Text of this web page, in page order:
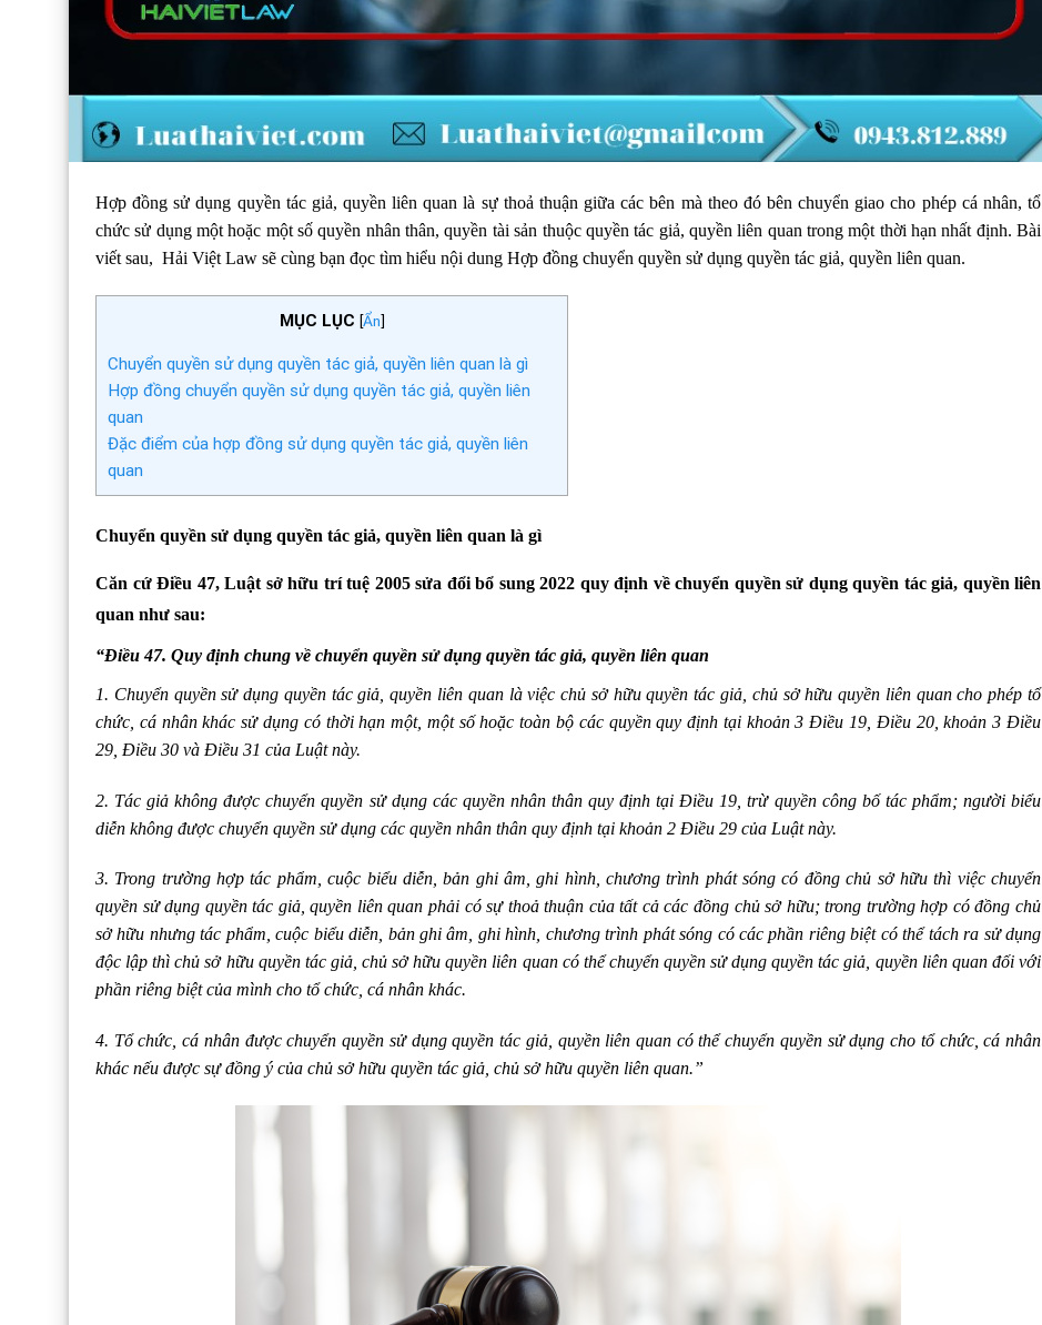
Hợp đồng sử dụng quyền tác giả, quyền liên quan là sự thoả thuận giữa các bên mà theo đó bên chuyển giao cho phép cá nhân, tổ
chức sử dụng một hoặc một số quyền nhân thân, quyền tài sản thuộc quyền tác giả, quyền liên quan trong một thời hạn nhất định. Bài
viết sau, Hải Việt Law sẽ cùng bạn đọc tìm hiểu nội dung Hợp đồng chuyển quyền sử dụng quyền tác giả, quyền liên quan.
MỤC LỤC [Ẩn]
Chuyển quyền sử dụng quyền tác giả, quyền liên quan là gì
Hợp đồng chuyển quyền sử dụng quyền tác giả, quyền liên
quan
Đặc điểm của hợp đồng sử dụng quyền tác giả, quyền liên
quan
Chuyển quyền sử dụng quyền tác giả, quyền liên quan là gì
Căn cứ Điều 47, Luật sở hữu trí tuệ 2005 sửa đổi bổ sung 2022 quy định về chuyển quyền sử dụng quyền tác giả, quyền liên
quan như sau:
“Điều 47. Quy định chung về chuyển quyền sử dụng quyền tác giả, quyền liên quan
1. Chuyển quyền sử dụng quyền tác giả, quyền liên quan là việc chủ sở hữu quyền tác giả, chủ sở hữu quyền liên quan cho phép tổ
chức, cá nhân khác sử dụng có thời hạn một, một số hoặc toàn bộ các quyền quy định tại khoản 3 Điều 19, Điều 20, khoản 3 Điều
29, Điều 30 và Điều 31 của Luật này.
2. Tác giả không được chuyển quyền sử dụng các quyền nhân thân quy định tại Điều 19, trừ quyền công bố tác phẩm; người biểu
diễn không được chuyển quyền sử dụng các quyền nhân thân quy định tại khoản 2 Điều 29 của Luật này.
3. Trong trường hợp tác phẩm, cuộc biểu diễn, bản ghi âm, ghi hình, chương trình phát sóng có đồng chủ sở hữu thì việc chuyển
quyền sử dụng quyền tác giả, quyền liên quan phải có sự thoả thuận của tất cả các đồng chủ sở hữu; trong trường hợp có đồng chủ
sở hữu nhưng tác phẩm, cuộc biểu diễn, bản ghi âm, ghi hình, chương trình phát sóng có các phần riêng biệt có thể tách ra sử dụng
độc lập thì chủ sở hữu quyền tác giả, chủ sở hữu quyền liên quan có thể chuyển quyền sử dụng quyền tác giả, quyền liên quan đối với
phần riêng biệt của mình cho tổ chức, cá nhân khác.
4. Tổ chức, cá nhân được chuyển quyền sử dụng quyền tác giả, quyền liên quan có thể chuyển quyền sử dụng cho tổ chức, cá nhân
khác nếu được sự đồng ý của chủ sở hữu quyền tác giả, chủ sở hữu quyền liên quan.”